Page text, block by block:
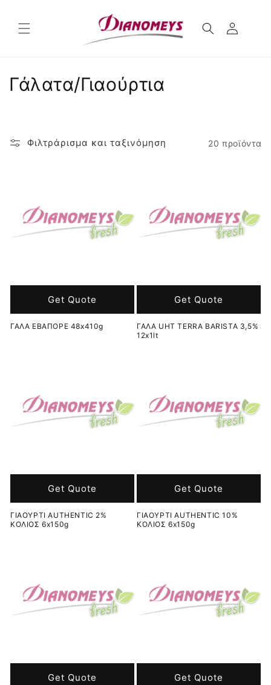
περιεχόμενο
Σ
Γάλατα/Γιαούρτια
Φιλτράρισμα και ταξινόμηση 20 προϊόντα
ΓΑΛΑ ΕΒΑΠΟΡΕ 48x410g
Get Quote
ΓΑΛΑ UHT TERRA BARISTA 3,5%
12x1lt
Get Quote
ΓΙΑΟΥΡΤΙ AUTHENTIC 2%
ΚΟΛΙΟΣ 6x150g
Get Quote
ΓΙΑΟΥΡΤΙ AUTHENTIC 10%
ΚΟΛΙΟΣ 6x150g
Get Quote
Get Quote Get Quote